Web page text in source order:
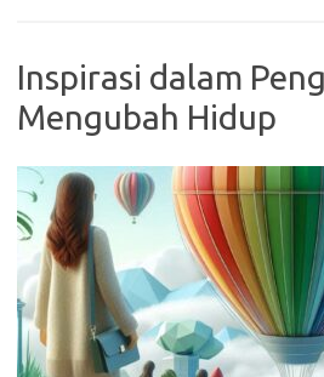
Inspirasi dalam
Mengubah Hidup